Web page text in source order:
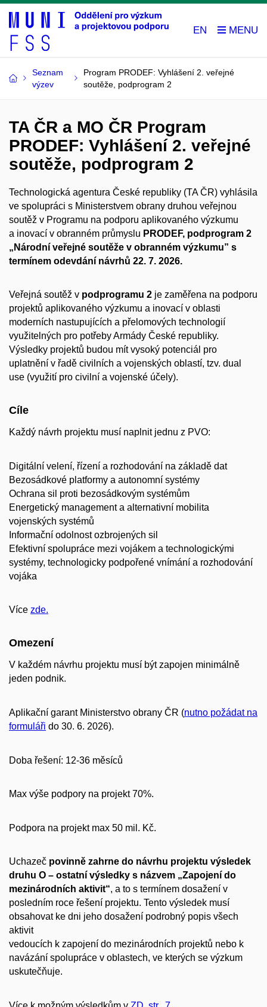
EN
Seznam
výzev
Program PRODEF: Vyhlášení 2. veřejné
soutěže, podprogram 2
TA ČR a MO ČR Program
PRODEF: Vyhlášení 2. veřejné
soutěže, podprogram 2
Technologická agentura České republiky (TA ČR) vyhlásila
ve spolupráci s Ministerstvem obrany druhou veřejnou
soutěž v Programu na podporu aplikovaného výzkumu
a inovací v obranném průmyslu PRODEF, podprogram 2
„Národní veřejné soutěže v obranném výzkumu” s
termínem odevdání návrhů 22. 7. 2026.
Veřejná soutěž v podprogramu 2 je zaměřena na podporu
projektů aplikovaného výzkumu a inovací v oblasti
moderních nastupujících a přelomových technologií
využitelných pro potřeby Armády České republiky.
Výsledky projektů budou mít vysoký potenciál pro
uplatnění v řadě civilních a vojenských oblastí, tzv. dual
use (využití pro civilní a vojenské účely).
Cíle
Každý návrh projektu musí naplnit jednu z PVO:
Digitální velení, řízení a rozhodování na základě dat
Bezosádkové platformy a autonomní systémy
Ochrana sil proti bezosádkovým systémům
Energetický management a alternativní mobilita
vojenských systémů
Informační odolnost ozbrojených sil
Efektivní spolupráce mezi vojákem a technologickými
systémy, technologicky podpořené vnímání a rozhodování
vojáka
Více zde.
Omezení
V každém návrhu projektu musí být zapojen minimálně
jeden podnik.
Aplikační garant Ministerstvo obrany ČR (nutno požádat na
formuláři do 30. 6. 2026).
Doba řešení: 12-36 měsíců
Max výše podpory na projekt 70%.
Podpora na projekt max 50 mil. Kč.
Uchazeč povinně zahrne do návrhu projektu výsledek
druhu O – ostatní výsledky s názvem „Zapojení do
mezinárodních aktivit“, a to s termínem dosažení v
posledním roce řešení projektu. Tento výsledek musí
obsahovat ke dni jeho dosažení podrobný popis všech
aktivit
vedoucích k zapojení do mezinárodních projektů nebo k
navázání spolupráce v oblastech, ve kterých se výzkum
uskutečňuje.